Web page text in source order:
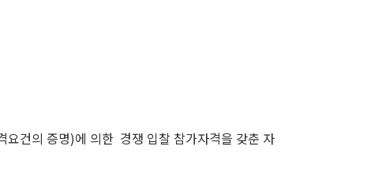
요건의 증명)에 의한 경쟁 입찰 참가자격을 갖춘 자